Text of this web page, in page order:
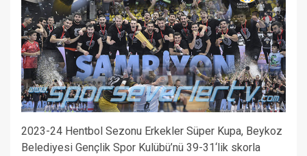
2023-24 Hentbol Sezonu Erkekler Süper Kupa, Beykoz
Belediyesi Gençlik Spor Kulübü’nü 39-31‘lik skorla